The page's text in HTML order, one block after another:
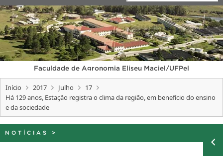
EDITAIS
INTERNACIONAL
OUVIDORIA
PORTARIAS
TELEFONES
Faculdade de Agronomia Eliseu Maciel/UFPel
Início 2017 Julho
17
Há 129 anos, Estação registra o clima da região, em benefício do ensino
e da sociedade
NOTÍCIAS >